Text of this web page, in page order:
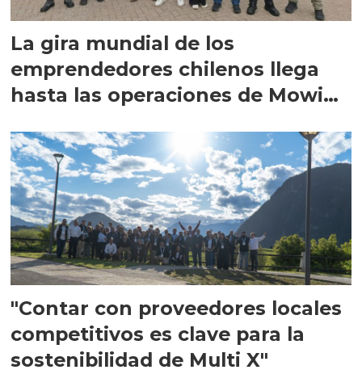
La gira mundial de los
emprendedores chilenos llega
hasta las operaciones de Mowi
"Contar con proveedores locales
competitivos es clave para la
sostenibilidad de Multi X"